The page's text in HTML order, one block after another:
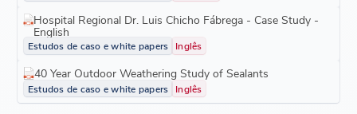
Hospital Regional Dr. Luis Chicho Fábrega - Case Study -
English
Estudos de caso e white papers Inglês
40 Year Outdoor Weathering Study of Sealants
Estudos de caso e white papers Inglês